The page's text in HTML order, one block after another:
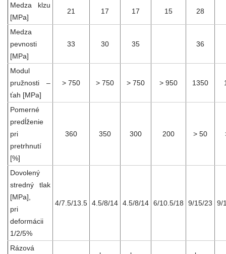
Medza klzu
[MPa]
21 17 17 15 28
Medza
pevnosti
[MPa]
33 30 35 36
Modul
pružnosti –
ťah [MPa]
> 750 > 750 > 750 > 950 1350
Pomerné
predĺženie
pri
pretrhnutí
[%]
360 350 300 200 > 50
Dovolený
stredný tlak
[MPa],
pri
deformácii
1/2/5%
4/7.5/13.5 4.5/8/14 4.5/8/14 6/10.5/18 9/15/23 9/
Rázová